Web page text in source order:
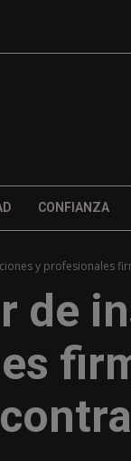
CONFIANZA
y profesionales
de